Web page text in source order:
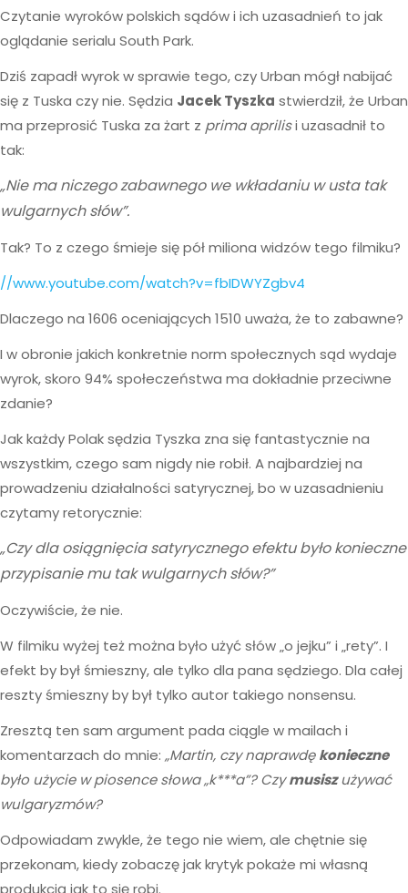
Czytanie wyroków polskich sądów i ich uzasadnień to jak
oglądanie serialu South Park.
Dziś zapadł wyrok w sprawie tego, czy Urban mógł nabijać
się z Tuska czy nie. Sędzia Jacek Tyszka stwierdził, że Urban
ma przeprosić Tuska za żart z prima aprilisi uzasadnił to
tak:
„Nie ma niczego zabawnego we wkładaniu w usta tak
wulgarnych słów”.
Tak? To z czego śmieje się pół miliona widzów tego filmiku?
//www.youtube.com/watch?v=fbIDWYZgbv4
Dlaczego na 1606 oceniających 1510 uważa, że to zabawne?
I w obronie jakich konkretnie norm społecznych sąd wydaje
wyrok, skoro 94% społeczeństwa ma dokładnie przeciwne
zdanie?
Jak każdy Polak sędzia Tyszka zna się fantastycznie na
wszystkim, czego sam nigdy nie robił. A najbardziej na
prowadzeniu działalności satyrycznej, bo w uzasadnieniu
czytamy retorycznie:
„Czy dla osiągnięcia satyrycznego efektu było konieczne
przypisanie mu tak wulgarnych słów?”
Oczywiście, że nie.
W filmiku wyżej też można było użyć słów „o jejku” i „rety”. I
efekt by był śmieszny, ale tylko dla pana sędziego. Dla całej
reszty śmieszny by był tylko autor takiego nonsensu.
Zresztą ten sam argument pada ciągle w mailach i
komentarzach do mnie: „Martin, czy naprawdękonieczne
było użycie w piosence słowa „k***a”? Czymusiszużywać
wulgaryzmów?
Odpowiadam zwykle, że tego nie wiem, ale chętnie się
przekonam, kiedy zobaczę jak krytyk pokaże mi własną
produkcją jak to się robi.